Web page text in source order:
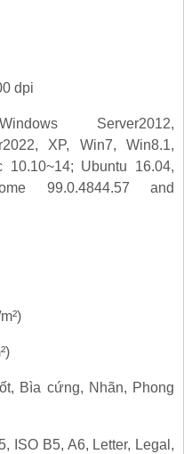
dpi
Windows Server2012,
XP, Win7, Win8.1,
Ubuntu 16.04,
99.0.4844.57 and
Bìa cứng, Nhãn, Phong
ISO B5, A6, Letter, Legal,